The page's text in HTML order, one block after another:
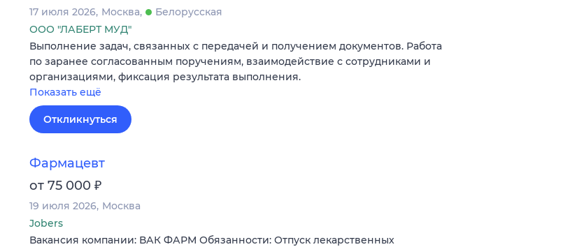
17 июля 2026 Москва
Белорусская
ООО "ЛАБЕРТ МУД"
Выполнение задач, связанных с передачей и получением документов. Работа
по заранее согласованным поручениям, взаимодействие с сотрудниками и
организациями, фиксация результата выполнения.
Показать ещё
Откликнуться
Фармацевт
от 75 000 ₽
19 июля 2026 Москва
Jobers
Вакансия компании: ВАК ФАРМ Обязанности: Отпуск лекарственных